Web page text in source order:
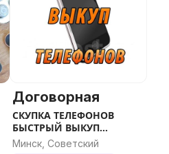
Договорная
СКУПКА ТЕЛЕФОНОВ
БЫСТРЫЙ ВЫКУП
СМАРТФОНОВ
Минск, Советский